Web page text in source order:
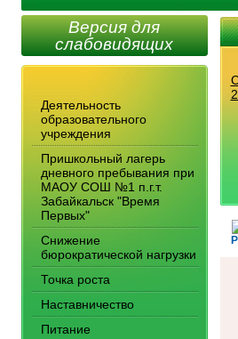
Версия для
слабовидящих
Деятельность
образовательного
учреждения
Пришкольный лагерь
дневного пребывания при
МАОУ СОШ №1 п.г.т.
Забайкальск "Время
Первых"
Снижение
бюрократической нагрузки
Точка роста
Наставничество
Питание